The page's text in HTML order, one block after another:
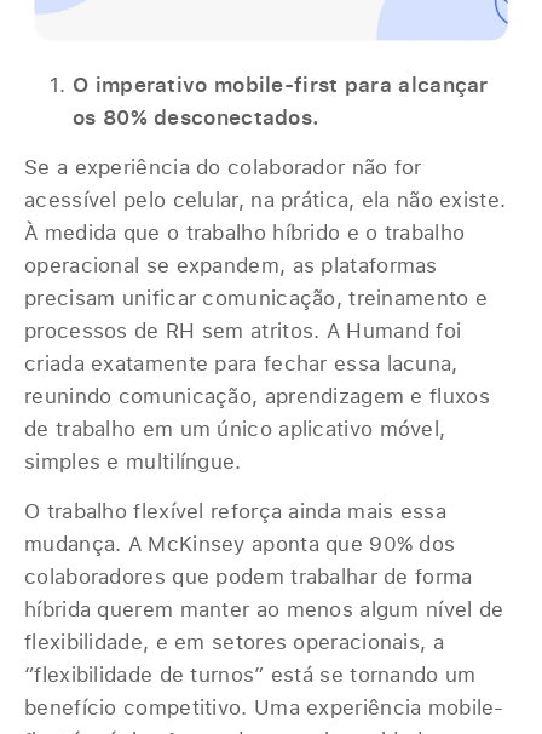
O imperativo mobile-first para alcançar
os 80% desconectados.
Se a experiência do colaborador não for
acessível pelo celular, na prática, ela não existe.
À medida que o trabalho híbrido e o trabalho
operacional se expandem, as plataformas
precisam unificar comunicação, treinamento e
processos de RH sem atritos. A Humand foi
criada exatamente para fechar essa lacuna,
reunindo comunicação, aprendizagem e fluxos
de trabalho em um único aplicativo móvel,
simples e multilíngue.
O trabalho flexível reforça ainda mais essa
mudança. A McKinsey aponta que 90% dos
colaboradores que podem trabalhar de forma
híbrida querem manter ao menos algum nível de
flexibilidade, e em setores operacionais, a
“flexibilidade de turnos” está se tornando um
benefício competitivo. Uma experiência mobile-